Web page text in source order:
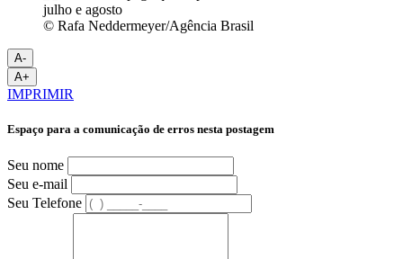
© Rafa Neddermeyer/Agência Brasil
A-
A+
IMPRIMIR
Espaço para a comunicação de erros nesta postagem
Seu nome
Seu e-mail
Seu Telefone